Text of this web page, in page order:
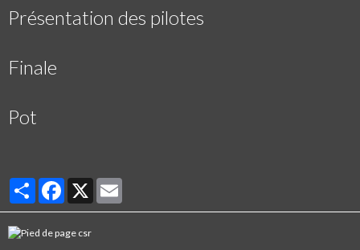
Présentation des pilotes
Finale
Pot
PartagerFacebook